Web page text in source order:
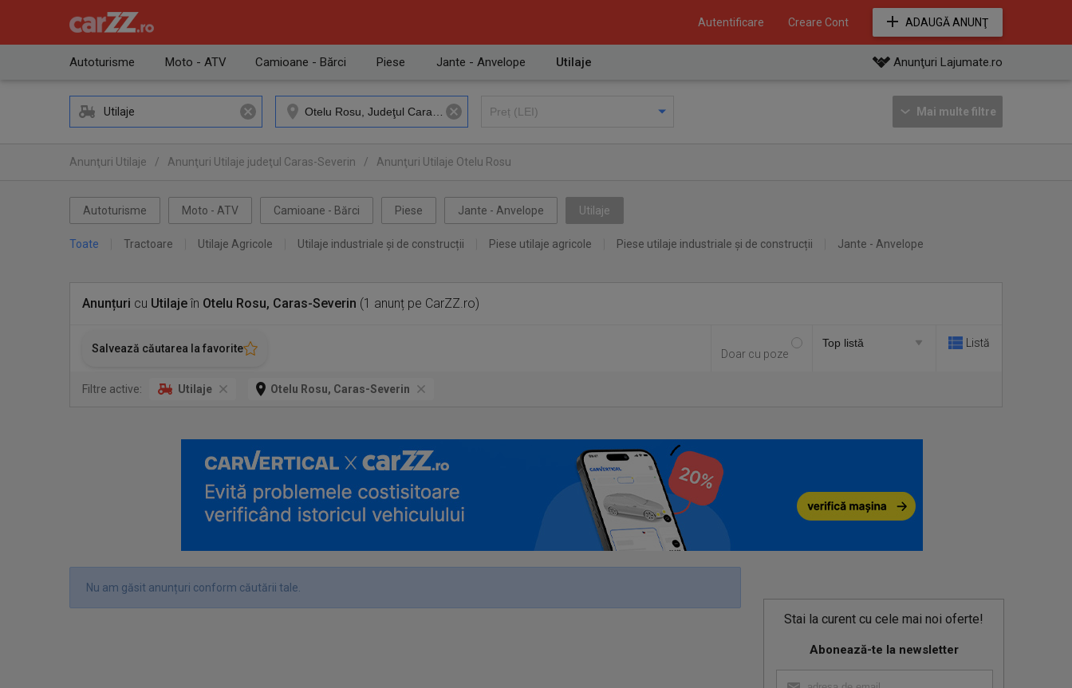
Autentificare Creare Cont ADAUGĂ ANUNŢ
Autoturisme Moto - ATV Camioane - Bărci Piese Jante - Anvelope Utilaje Anunţuri Lajumate.ro
Utilaje Mai multe filtre
Anunţuri Utilaje / Anunţuri Utilaje judeţul Caras-Severin / Anunţuri Utilaje Otelu Rosu
Autoturisme Moto - ATV Camioane - Bărci Piese Jante - Anvelope Utilaje
Toate Tractoare Utilaje Agricole Utilaje industriale și de construcții Piese utilaje agricole Piese utilaje industriale și de construcții Jante - Anvelope
Anunțuri cu Utilajeîn Otelu Rosu, Caras-Severin (1 anunț pe CarZZ.ro)
Salvează căutarea la favorite Doar cu poze
Listă
Filtre active: Utilaje Otelu Rosu, Caras-Severin
Stai la curent cu cele mai noi oferte!
Abonează-te la newsletter
Nu am găsit anunțuri conform căutării tale.